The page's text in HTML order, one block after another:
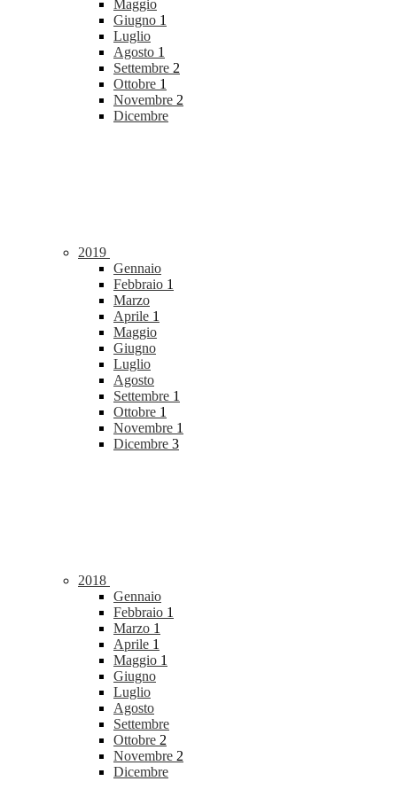
Maggio
Giugno 1
Luglio
Agosto 1
Settembre 2
Ottobre 1
Novembre 2
Dicembre
2019
Gennaio
Febbraio 1
Marzo
Aprile 1
Maggio
Giugno
Luglio
Agosto
Settembre 1
Ottobre 1
Novembre 1
Dicembre 3
2018
Gennaio
Febbraio 1
Marzo 1
Aprile 1
Maggio 1
Giugno
Luglio
Agosto
Settembre
Ottobre 2
Novembre 2
Dicembre